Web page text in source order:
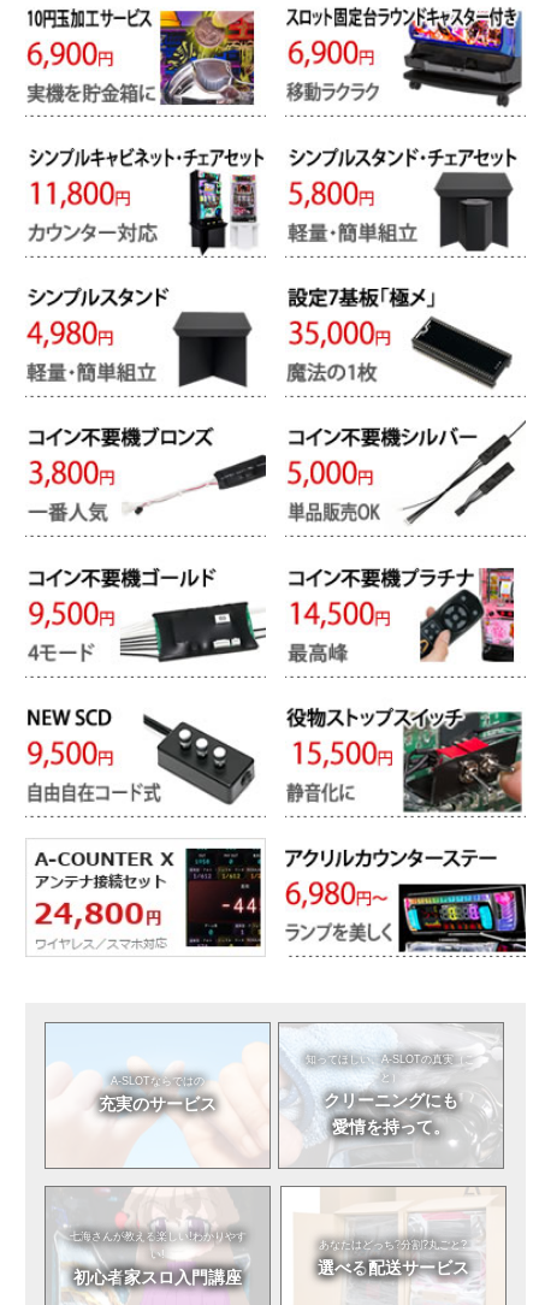
A-SLOTならではの
充実のサービス
知ってほしい。A-SLOTの真実（こ
と）
クリーニングにも
愛情を持って。
七海さんが教える楽しい!わかりやす
い!
初心者家スロ入門講座
あなたはどっち?分割?丸ごと?
選べる配送サービス